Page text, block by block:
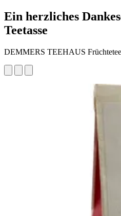
Ein herzliches
Teetasse
DEMMERS TEEHAUS